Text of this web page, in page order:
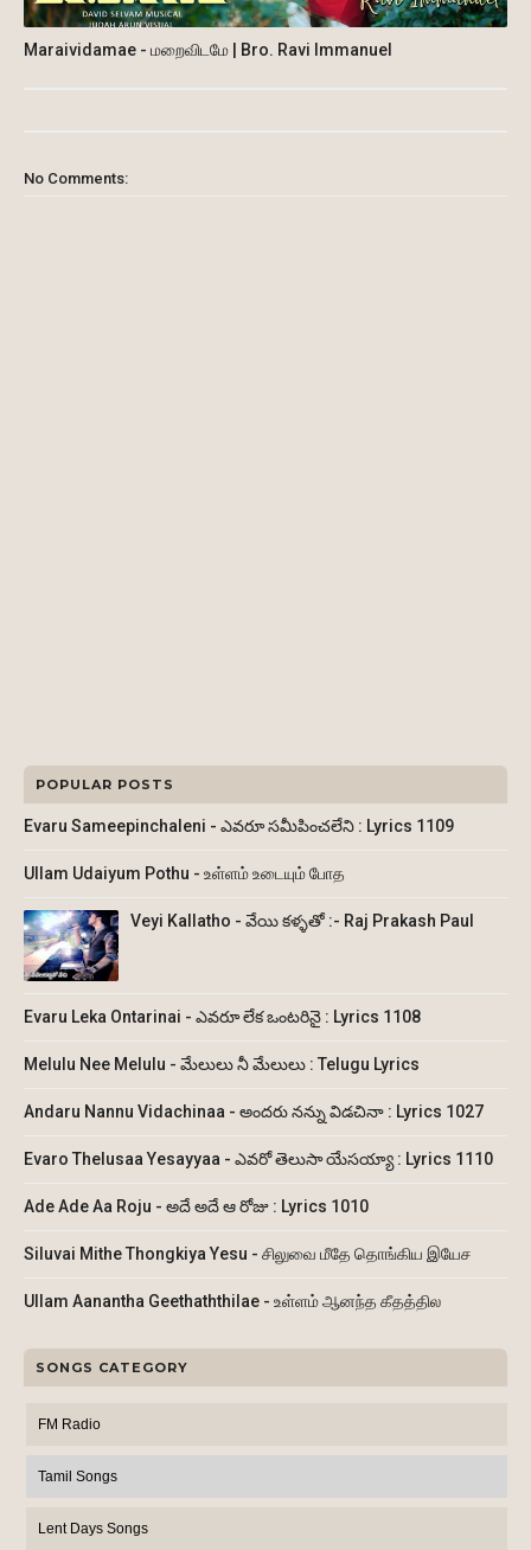
Maraividamae - மறைவிடமே | Bro. Ravi Immanuel
No Comments:
POPULAR POSTS
Evaru Sameepinchaleni - ఎవరూ సమీపించలేని : Lyrics 1109
Ullam Udaiyum Pothu - உள்ளம் உடையும் போத
Veyi Kallatho - వేయి కళ్ళతో :- Raj Prakash Paul
Evaru Leka Ontarinai - ఎవరూ లేక ఒంటరినై : Lyrics 1108
Melulu Nee Melulu - మేలులు నీ మేలులు : Telugu Lyrics
Andaru Nannu Vidachinaa - అందరు నన్ను విడచినా : Lyrics 1027
Evaro Thelusaa Yesayyaa - ఎవరో తెలుసా యేసయ్యా : Lyrics 1110
Ade Ade Aa Roju - అదే అదే ఆ రోజు : Lyrics 1010
Siluvai Mithe Thongkiya Yesu - சிலுவை மீதே தொங்கிய இயேச
Ullam Aanantha Geethaththilae - உள்ளம் ஆனந்த கீதத்தில
SONGS CATEGORY
FM Radio
Tamil Songs
Lent Days Songs